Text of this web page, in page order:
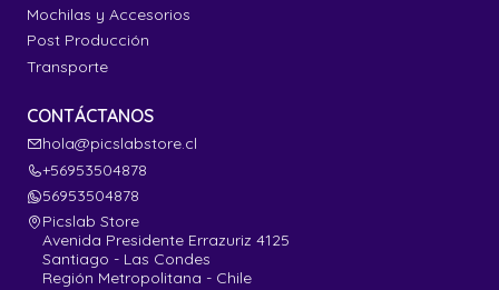
Mochilas y Accesorios
Post Producción
Transporte
CONTÁCTANOS
hola@picslabstore.cl
+56953504878
56953504878
Picslab Store
Avenida Presidente Errazuriz 4125
Santiago - Las Condes
Región Metropolitana - Chile